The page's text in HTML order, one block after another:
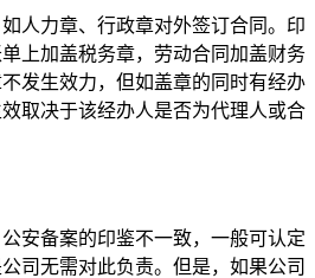
力章、行政章对外签订合同。印
上加盖税务章，劳动合同加盖财务
发生效力，但如盖章的同时有经办
取决于该经办人是否为代理人或合
备案的印鉴不一致，一般可认定
司无需对此负责。但是，如果公司